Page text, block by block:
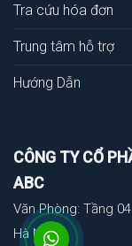
Tra cứu hóa đơn
Trung tâm hỗ trợ
Hướng Dẫn
CÔNG TY CỔ
ABC
Văn Phòng: Tầng
Hà Nội